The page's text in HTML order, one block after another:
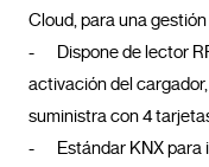
Cloud, para una gestión
-	Dispone de lector RFID para la identificación de usuario y
activación del
suministra con 4
-	Estándar KNX para integración en sistemas domóticos y de